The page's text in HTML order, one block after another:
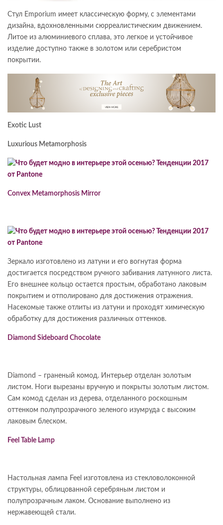
Стул Emporium имеет классическую форму, с элементами
дизайна, вдохновленными сюрреалистическим движением.
Литое из алюминиевого сплава, это легкое и устойчивое
изделие доступно также в золотом или серебристом
покрытии.
Exotic Lust
Luxurious Metamorphosis
Convex Metamorphosis Mirror
Зеркало изготовлено из латуни и его вогнутая форма
достигается посредством ручного забивания латунного листа.
Его внешнее кольцо остается простым, обработано лаковым
покрытием и отполировано для достижения отражения.
Насекомые также отлиты из латуни и проходят химическую
обработку для достижения различных оттенков.
Diamond Sideboard Chocolate
Diamond – граненый комод. Интерьер отделан золотым
листом. Ноги вырезаны вручную и покрыты золотым листом.
Сам комод сделан из дерева, отделанного роскошным
оттенком полупрозрачного зеленого изумруда с высоким
лаковым блеском.
Feel Table Lamp
Настольная лампа Feel изготовлена из стекловолоконной
структуры, облицованной серебряным листом и
полупрозрачным лаком. Основание выполнено из
нержавеющей стали.